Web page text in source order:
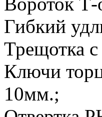
Гибкий
Трещотка
Ключи
10мм.;